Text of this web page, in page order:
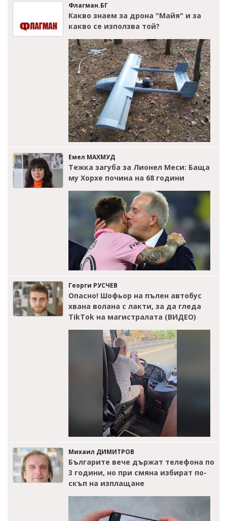
Флагман.БГ
Какво знаем за дрона "Майя" и за
какво се използва той?
Емел МАХМУД
Тежка загуба за Лионел Меси: Баща
му Хорхе почина на 68 години
Георги РУСЧЕВ
Опасно! Шофьор на пълен автобус
хвана волана с лакти, за да гледа
TikTok на магистралата (ВИДЕО)
Михаил ДИМИТРОВ
Българите вече държат телефона по
3 години, но при смяна избират по-
скъп на изплащане